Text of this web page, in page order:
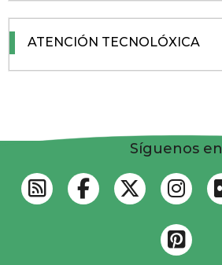
ATENCIÓN TECNOLÓXICA
Síguenos en